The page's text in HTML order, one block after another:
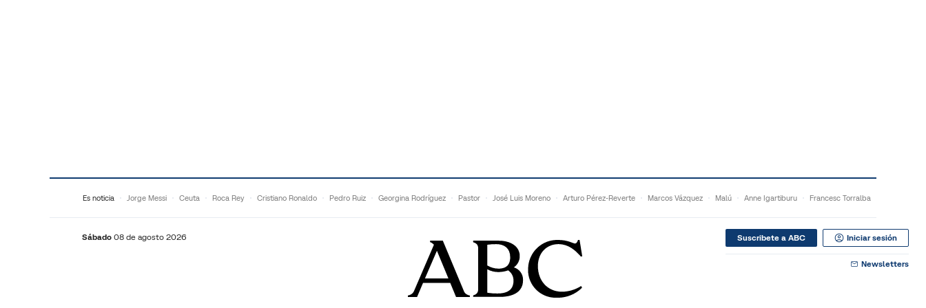
Es noticia Jorge Messi Ceuta Roca Rey Cristiano Ronaldo Pedro Ruiz Georgina Rodríguez Pastor José Luis Moreno Arturo Pérez-Reverte Marcos Vázquez Malú Anne Igartiburu Francesc Torralba
Sábado 08 de agosto 2026 Suscribete a ABC Iniciar sesión
Newsletters